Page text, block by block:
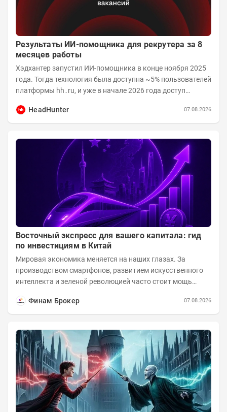
Результаты ИИ-помощника для рекрутера за 8
месяцев работы
Хэдхантер запустил ИИ-помощника в конце ноября 2025
года. Тогда технология была доступна ~5% пользователей
платформы hh․ru, и уже в начале 2026 года доступ
HeadHunter
07.08.2026
Восточный экспресс для вашего капитала: гид
по инвестициям в Китай
Мировая экономика меняется на наших глазах. За
производством смартфонов, развитием искусственного
интеллекта и зеленой революцией часто стоит мощь
Финам Брокер
07.08.2026